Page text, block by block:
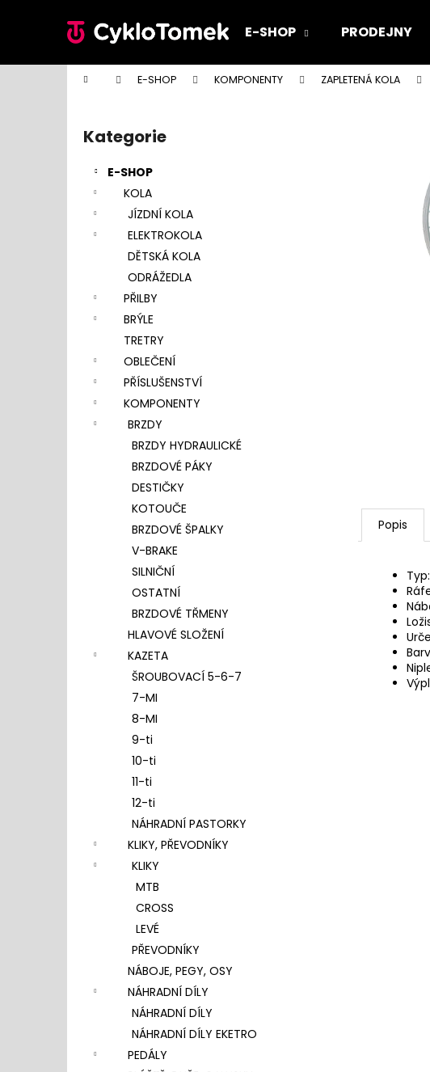
E-SHOP PRODEJNY
Domů E-SHOP KOMPONENTY ZAPLETENÁ KOLA
Přeskočit
kategorie
Kategorie
E-SHOP
KOLA
JÍZDNÍ KOLA
ELEKTROKOLA
DĚTSKÁ KOLA
ODRÁŽEDLA
PŘILBY
BRÝLE
TRETRY
OBLEČENÍ
PŘÍSLUŠENSTVÍ
KOMPONENTY
BRZDY
BRZDY HYDRAULICKÉ
BRZDOVÉ PÁKY
DESTIČKY
KOTOUČE
BRZDOVÉ ŠPALKY
V-BRAKE
SILNIČNÍ
OSTATNÍ
BRZDOVÉ TŘMENY
HLAVOVÉ SLOŽENÍ
KAZETA
ŠROUBOVACÍ 5-6-7
7-MI
8-MI
9-ti
10-ti
11-ti
12-ti
NÁHRADNÍ PASTORKY
KLIKY, PŘEVODNÍKY
KLIKY
MTB
CROSS
LEVÉ
PŘEVODNÍKY
NÁBOJE, PEGY, OSY
NÁHRADNÍ DÍLY
NÁHRADNÍ DÍLY
NÁHRADNÍ DÍLY EKETRO
PEDÁLY
Popis
í
Zpět
do
Zpět
do
Co